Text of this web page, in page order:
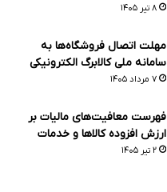
۸ تیر ۱۴۰۵
مهلت اتصال فروشگاه‌ها به
سامانه ملی کالابرگ الکترونیکی
۷ مرداد ۱۴۰۵
فهرست معافیت‌های مالیات بر
ارزش افزوده کالاها و خدمات
۲ تیر ۱۴۰۵